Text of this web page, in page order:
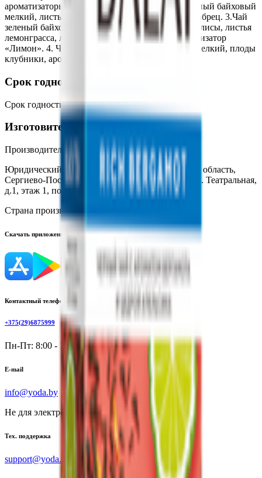
ароматизаторы «Бергамот», «Лимон» 2. Чай черный байховый
мелкий, листья мяты, ароматизатор «Персик», чабрец. 3.Чай
зеленый байховый китайский мелкий, листья мелисы, листья
лемонграсса, листья мяты, цедра лимона, ароматизатор
«Лимон». 4. Чай зеленый байховый китайский мелкий, плоды
клубники, ароматизатор «Клубника».
Срок годности
Срок годности:36 месяцев
Изготовитель
Производитель:ООО «Мал Ком»
Юридический адрес:
141321, Россия, Московская область,
Сергиево-Посадский район, г. Краснозаводск, ул. Театральная,
д.1, этаж 1, помещение 20,23,26.
Страна производства:
Скачать приложение
Контактный телефон
+375(29)6875999
Пн-Пт: 8:00 - 17:00
E-mail
info@yoda.by
Не для электронных обращений
Тех. поддержка
support@yoda.by